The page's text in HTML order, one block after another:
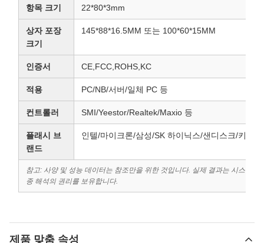
항목 크기 22*80*3mm
상자 포장
크기
145*88*16.5MM 또는 100*60*15MM
인증서 CE,FCC,ROHS,KC
적용 PC/NB/서버/일체 PC 등
컨트롤러 SMI/Yeestor/Realtek/Maxio 등
플래시 브
랜드
인텔/마이크론/삼성/SK 하이닉스/샌디스크/키오
참고: 사양 및 성능 데이터는 참조만을 위한 것입니다. 실제 결과는 시스템
종 해석의 권리를 보유합니다.
제품 맞춤 속성